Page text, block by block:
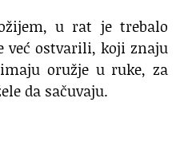
u rat je trebalo
već ostvarili, koji znaju
oružje u ruke, za
da sačuvaju.